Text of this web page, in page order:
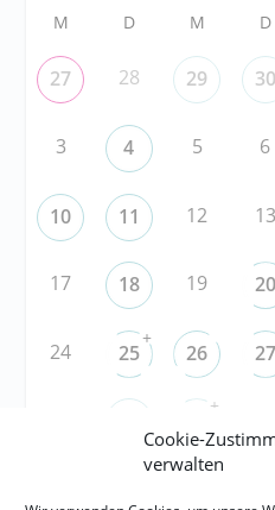
Cookie-
verwalten
M D M D
27 28 29 30
3 4 5 6
10 11 12 13
17 18 19 20
24 25
+
26 27
+